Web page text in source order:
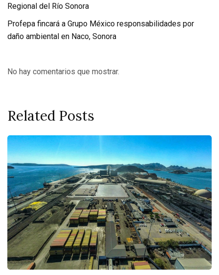
Regional del Río Sonora
Profepa fincará a Grupo México responsabilidades por
daño ambiental en Naco, Sonora
No hay comentarios que mostrar.
Related Posts